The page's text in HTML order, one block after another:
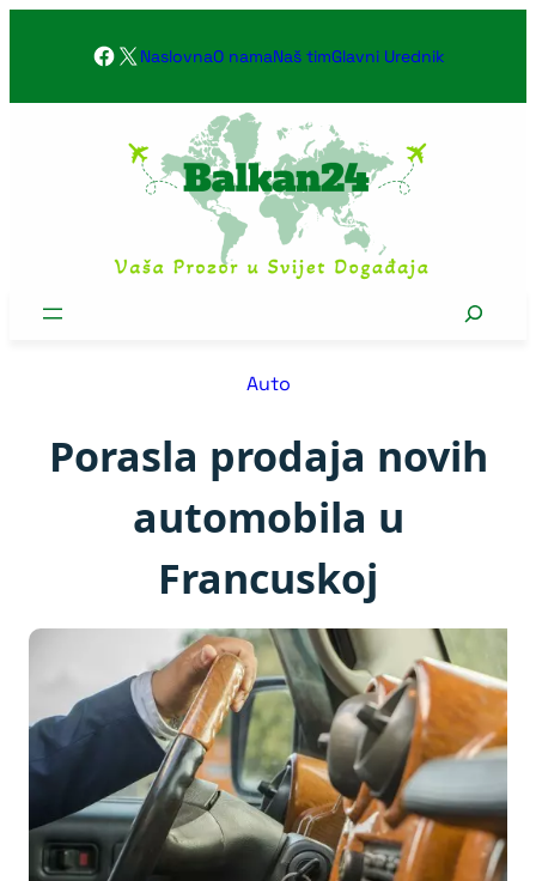
Facebook
X NaslovnaO namaNaš timGlavni Urednik
Search
Auto
Porasla prodaja novih
automobila u
Francuskoj